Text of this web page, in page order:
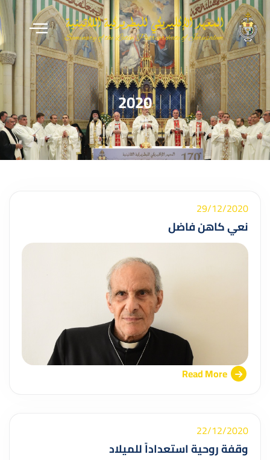
2020
29/12/2020
نعي كاهن فاضل
Read More
22/12/2020
وقفة روحية استعداداً للميلاد